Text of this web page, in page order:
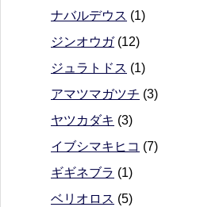
ナバルデウス (1)
ジンオウガ(12)
ジュラトドス (1)
アマツマガツチ (3)
ヤツカダキ (3)
イブシマキヒコ (7)
ギギネブラ (1)
ベリオロス (5)